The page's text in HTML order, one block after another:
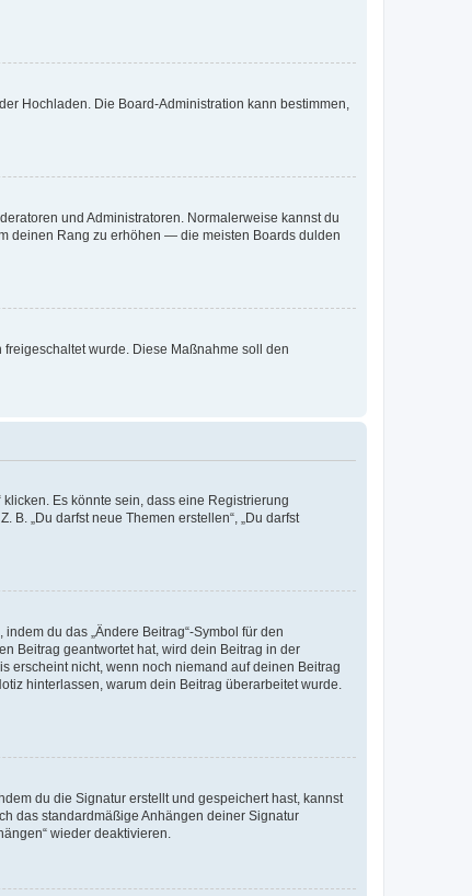
Hochladen. Die Board-Administration kann bestimmen,
und Administratoren. Normalerweise kannst du
deinen Rang zu erhöhen — die meisten Boards dulden
wurde. Diese Maßnahme soll den
Es könnte sein, dass eine Registrierung
„Du darfst neue Themen erstellen“, „Du darfst
du das „Ändere Beitrag“-Symbol für den
Beitrag geantwortet hat, wird dein Beitrag in der
erscheint nicht, wenn noch niemand auf deinen Beitrag
hinterlassen, warum dein Beitrag überarbeitet wurde.
du die Signatur erstellt und gespeichert hast, kannst
das standardmäßige Anhängen deiner Signatur
wieder deaktivieren.